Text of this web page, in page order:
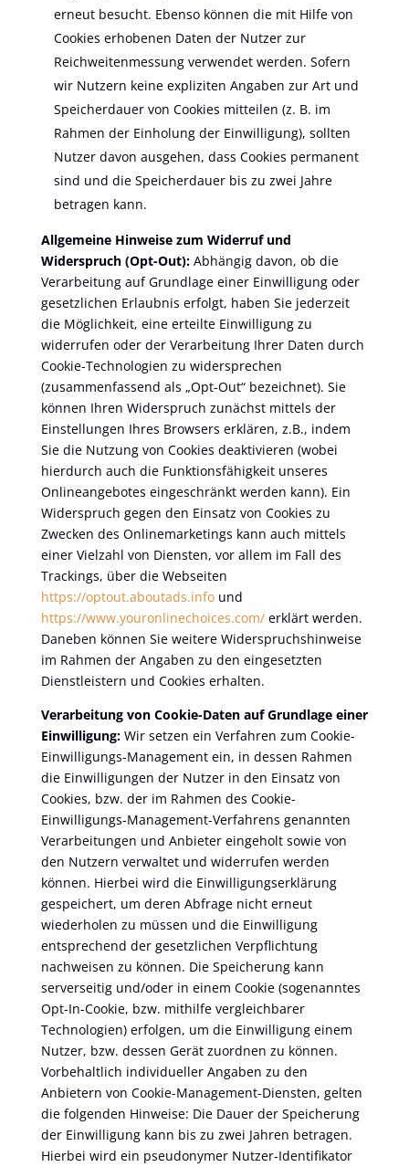
erneut besucht. Ebenso können die mit Hilfe von
Cookies erhobenen Daten der Nutzer zur
Reichweitenmessung verwendet werden. Sofern
wir Nutzern keine expliziten Angaben zur Art und
Speicherdauer von Cookies mitteilen (z. B. im
Rahmen der Einholung der Einwilligung), sollten
Nutzer davon ausgehen, dass Cookies permanent
sind und die Speicherdauer bis zu zwei Jahre
betragen kann.
Allgemeine Hinweise zum Widerruf und
Widerspruch (Opt-Out): Abhängig davon, ob die
Verarbeitung auf Grundlage einer Einwilligung oder
gesetzlichen Erlaubnis erfolgt, haben Sie jederzeit
die Möglichkeit, eine erteilte Einwilligung zu
widerrufen oder der Verarbeitung Ihrer Daten durch
Cookie-Technologien zu widersprechen
(zusammenfassend als „Opt-Out“ bezeichnet). Sie
können Ihren Widerspruch zunächst mittels der
Einstellungen Ihres Browsers erklären, z.B., indem
Sie die Nutzung von Cookies deaktivieren (wobei
hierdurch auch die Funktionsfähigkeit unseres
Onlineangebotes eingeschränkt werden kann). Ein
Widerspruch gegen den Einsatz von Cookies zu
Zwecken des Onlinemarketings kann auch mittels
einer Vielzahl von Diensten, vor allem im Fall des
Trackings, über die Webseiten
https://optout.aboutads.infound
https://www.youronlinechoices.com/erklärt werden.
Daneben können Sie weitere Widerspruchshinweise
im Rahmen der Angaben zu den eingesetzten
Dienstleistern und Cookies erhalten.
Verarbeitung von Cookie-Daten auf Grundlage einer
Einwilligung:Wir setzen ein Verfahren zum Cookie-
Einwilligungs-Management ein, in dessen Rahmen
die Einwilligungen der Nutzer in den Einsatz von
Cookies, bzw. der im Rahmen des Cookie-
Einwilligungs-Management-Verfahrens genannten
Verarbeitungen und Anbieter eingeholt sowie von
den Nutzern verwaltet und widerrufen werden
können. Hierbei wird die Einwilligungserklärung
gespeichert, um deren Abfrage nicht erneut
wiederholen zu müssen und die Einwilligung
entsprechend der gesetzlichen Verpflichtung
nachweisen zu können. Die Speicherung kann
serverseitig und/oder in einem Cookie (sogenanntes
Opt-In-Cookie, bzw. mithilfe vergleichbarer
Technologien) erfolgen, um die Einwilligung einem
Nutzer, bzw. dessen Gerät zuordnen zu können.
Vorbehaltlich individueller Angaben zu den
Anbietern von Cookie-Management-Diensten, gelten
die folgenden Hinweise: Die Dauer der Speicherung
der Einwilligung kann bis zu zwei Jahren betragen.
Hierbei wird ein pseudonymer Nutzer-Identifikator